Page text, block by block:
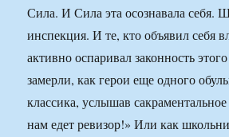
Сила. И Сила эта осознавала себя.
инспекция. И те, кто объявил себя
активно оспаривал законность
замерли, как герои еще одного
классика, услышав
нам едет ревизор!» Или как